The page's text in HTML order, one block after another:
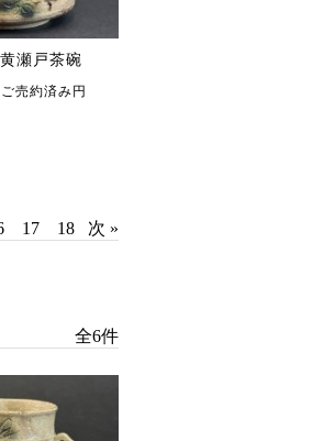
瀬戸茶碗
売約済み円
17 18 次 »
全6件